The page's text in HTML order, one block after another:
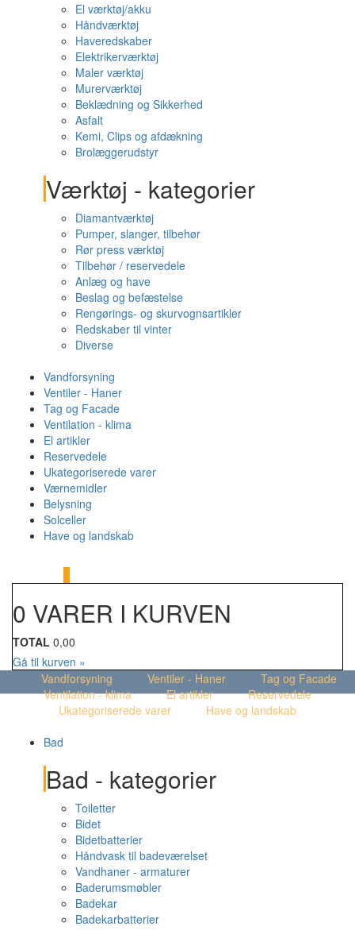
El værktøj/akku
Håndværktøj
Haveredskaber
Elektrikerværktøj
Maler værktøj
Murerværktøj
Beklædning og Sikkerhed
Asfalt
Kemi, Clips og afdækning
Brolæggerudstyr
Værktøj - kategorier
Diamantværktøj
Pumper, slanger, tilbehør
Rør press værktøj
Tilbehør / reservedele
Anlæg og have
Beslag og befæstelse
Rengørings- og skurvognsartikler
Redskaber til vinter
Diverse
Vandforsyning
Ventiler - Haner
Tag og Facade
Ventilation - klima
El artikler
Reservedele
Ukategoriserede varer
Værnemidler
Belysning
Solceller
Have og landskab
0 VARER I KURVEN
TOTAL 0,00
Gå til kurven »
Vandforsyning
Ventiler - Haner
Tag og Facade
Ventilation - klima
El artikler
Reservedele
Ukategoriserede varer
Have og landskab
Bad
Bad - kategorier
Toiletter
Bidet
Bidetbatterier
Håndvask til badeværelset
Vandhaner - armaturer
Baderumsmøbler
Badekar
Badekarbatterier